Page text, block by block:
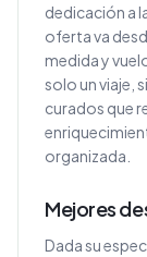
dedicación a
oferta va
medida y
solo un viaje,
curados que
organizada.
Mejores
Dada su